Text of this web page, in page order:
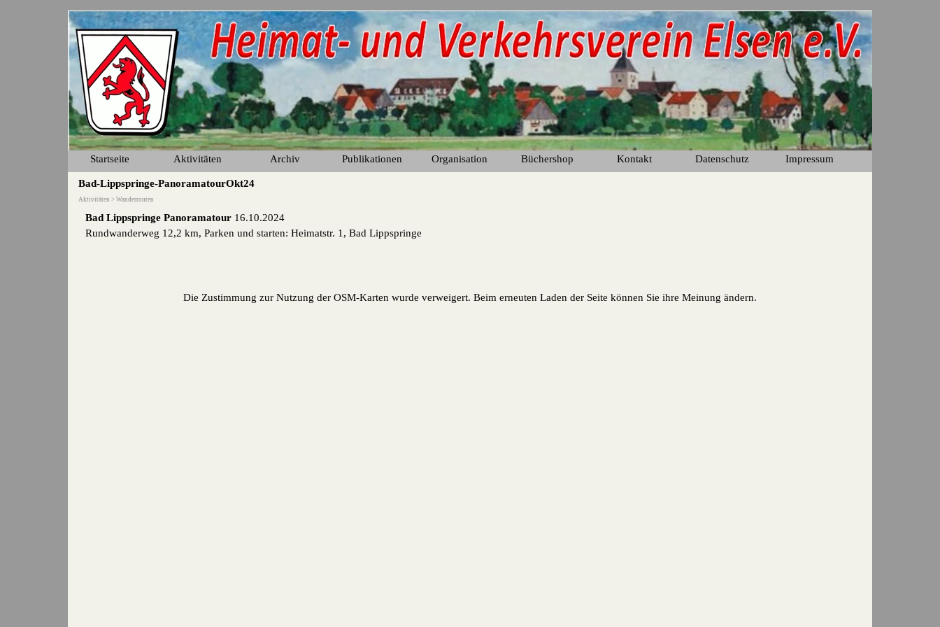
Menü überspringen
Startseite Aktivitäten ▼
Archiv ▼
Publikationen ▼
Organisation ▼
Büchershop Kontakt Datenschutz ▼
Impressum
Bad-Lippspringe-PanoramatourOkt24
Aktivitäten > Wanderrouten
Bad Lippspringe Panoramatour 16.10.2024
Rundwanderweg 12,2 km, Parken und starten: Heimatstr. 1, Bad Lippspringe
Die Zustimmung zur Nutzung der OSM-Karten wurde verweigert. Beim erneuten Laden der Seite können Sie ihre Meinung ändern.